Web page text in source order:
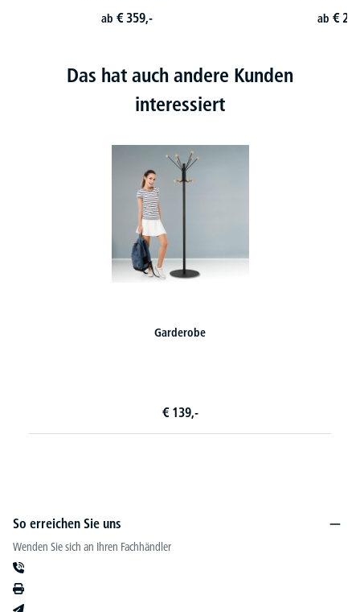
ab€ 359,- ab€
Das hat auch andere Kunden
interessiert
Garderobe
€ 139,-
So erreichen Sie uns
Wenden Sie sich an Ihren Fachhändler